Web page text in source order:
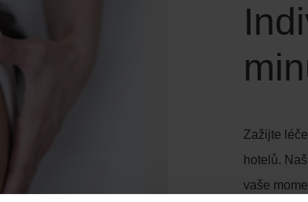
Zažijte
hotelů.
vaše